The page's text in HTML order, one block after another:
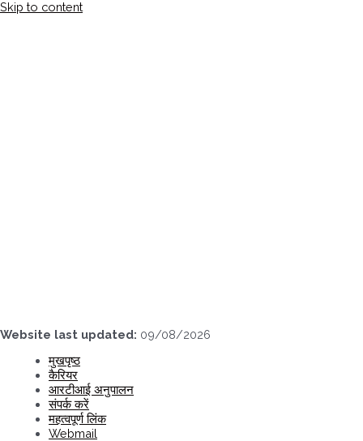
Skip to content
Website last updated: 09/08/2026
मुखपृष्ठ
कैरियर
आरटीआई अनुपालन
संपर्क करें
महत्वपूर्ण लिंक
Webmail